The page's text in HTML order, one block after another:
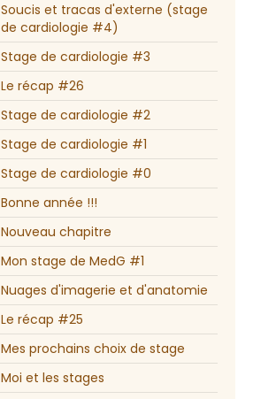
Soucis et tracas d'externe (stage
de cardiologie #4)
Stage de cardiologie #3
Le récap #26
Stage de cardiologie #2
Stage de cardiologie #1
Stage de cardiologie #0
Bonne année !!!
Nouveau chapitre
Mon stage de MedG #1
Nuages d'imagerie et d'anatomie
Le récap #25
Mes prochains choix de stage
Moi et les stages